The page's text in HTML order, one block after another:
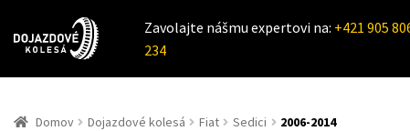
Zavolajte nášmu expertovi na: +421 905
234
Domov Dojazdové kolesá Fiat Sedici 2006-2014